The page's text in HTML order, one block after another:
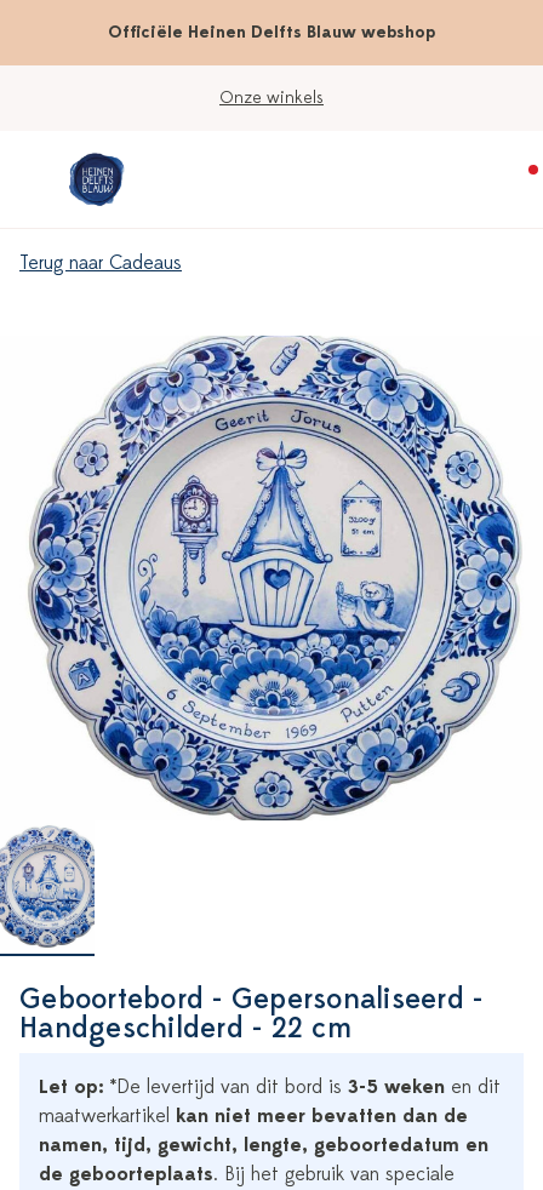
Officiële Heinen Delfts Blauw webshop
Onze winkels
Terug naar Cadeaus
Geboortebord - Gepersonaliseerd -
Handgeschilderd - 22 cm
Let op: *De levertijd van dit bord is 3-5 weken en dit
maatwerkartikel kan niet meer bevatten dan de
namen, tijd, gewicht, lengte, geboortedatum en
de geboorteplaats. Bij het gebruik van speciale